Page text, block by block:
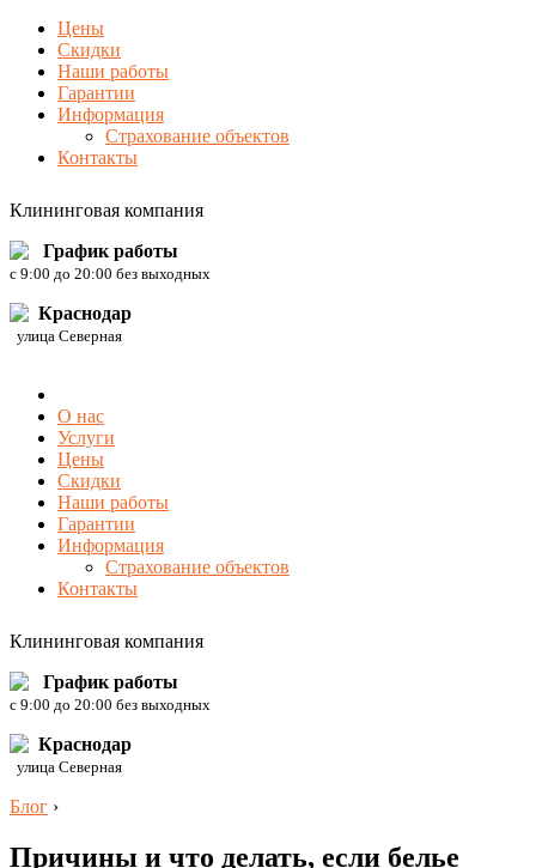
Цены
Скидки
Наши работы
Гарантии
Информация
Страхование объектов
Контакты
Клининговая компания
График работы
c 9:00 до 20:00 без выходных
Краснодар
улица Северная
О нас
Услуги
Цены
Скидки
Наши работы
Гарантии
Информация
Страхование объектов
Контакты
Клининговая компания
График работы
c 9:00 до 20:00 без выходных
Краснодар
улица Северная
Блог ›
Причины и что делать, если белье